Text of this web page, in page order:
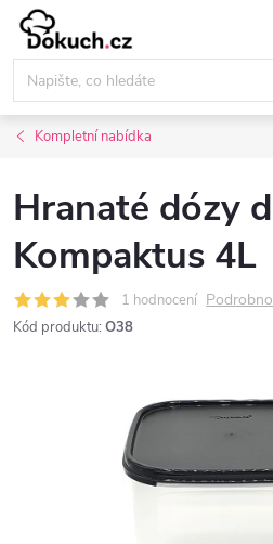
Přejít
obsah
Kompletní nabídka
Hranaté dózy
Kompaktus 4L
1 hodnocení
Kód produktu: O38